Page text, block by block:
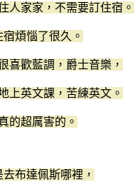
人家家，不需要訂住宿。
煩惱了很久。
喜歡藍調，爵士音樂，
上英文課，苦練英文。
的超厲害的。
布達佩斯哪裡，